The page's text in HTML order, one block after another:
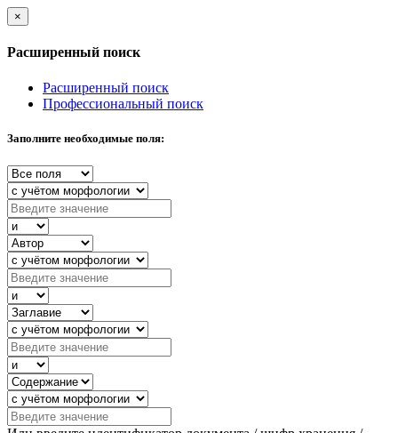
×
Расширенный поиск
Расширенный поиск
Профессиональный поиск
Заполните необходимые поля: